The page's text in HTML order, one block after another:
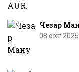
AUR.
Чезар
08 окт 2025